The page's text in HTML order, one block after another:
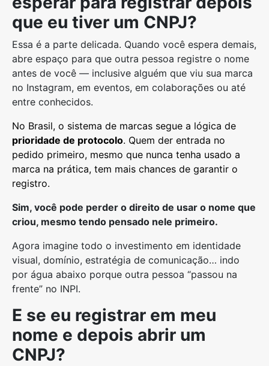
que eu tiver um CNPJ?
Essa é a parte delicada. Quando você espera demais,
abre espaço para que outra pessoa registre o nome
antes de você — inclusive alguém que viu sua marca
no Instagram, em eventos, em colaborações ou até
entre conhecidos.
No Brasil, o sistema de marcas segue a lógica de
prioridade de protocolo. Quem der entrada no
pedido primeiro, mesmo que nunca tenha usado a
marca na prática, tem mais chances de garantir o
registro.
Sim, você pode perder o direito de usar o nome que
criou, mesmo tendo pensado nele primeiro.
Agora imagine todo o investimento em identidade
visual, domínio, estratégia de comunicação… indo
por água abaixo porque outra pessoa “passou na
frente” no INPI.
E se eu registrar em meu
nome e depois abrir um
CNPJ?